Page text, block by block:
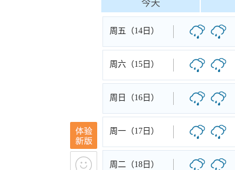
今天
周五（14日）
周六（15日）
周日（16日）
周一（17日）
周二（18日）